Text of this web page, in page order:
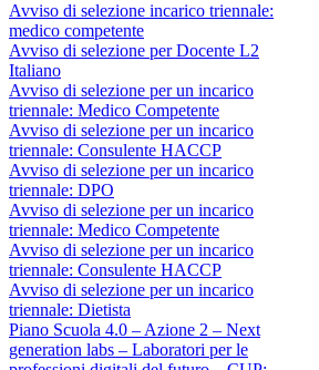
Avviso di selezione incarico triennale:
medico competente
Avviso di selezione per Docente L2
Italiano
Avviso di selezione per un incarico
triennale: Medico Competente
Avviso di selezione per un incarico
triennale: Consulente HACCP
Avviso di selezione per un incarico
triennale: DPO
Avviso di selezione per un incarico
triennale: Medico Competente
Avviso di selezione per un incarico
triennale: Consulente HACCP
Avviso di selezione per un incarico
triennale: Dietista
Piano Scuola 4.0 – Azione 2 – Next
generation labs – Laboratori per le